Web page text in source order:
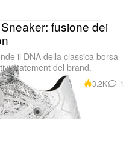
fusione dei
il DNA della classica borsa
statement del brand.
3.2K 1